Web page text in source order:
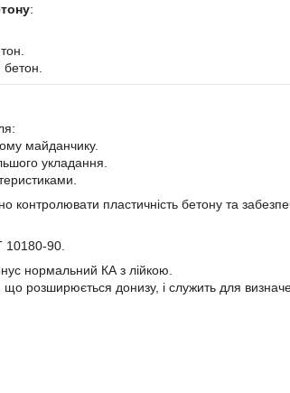
:
майданчику.
укладання.
контролювати пластичність бетону та
10180-90.
нормальний КА з лійкою.
розширюється донизу, і служить для